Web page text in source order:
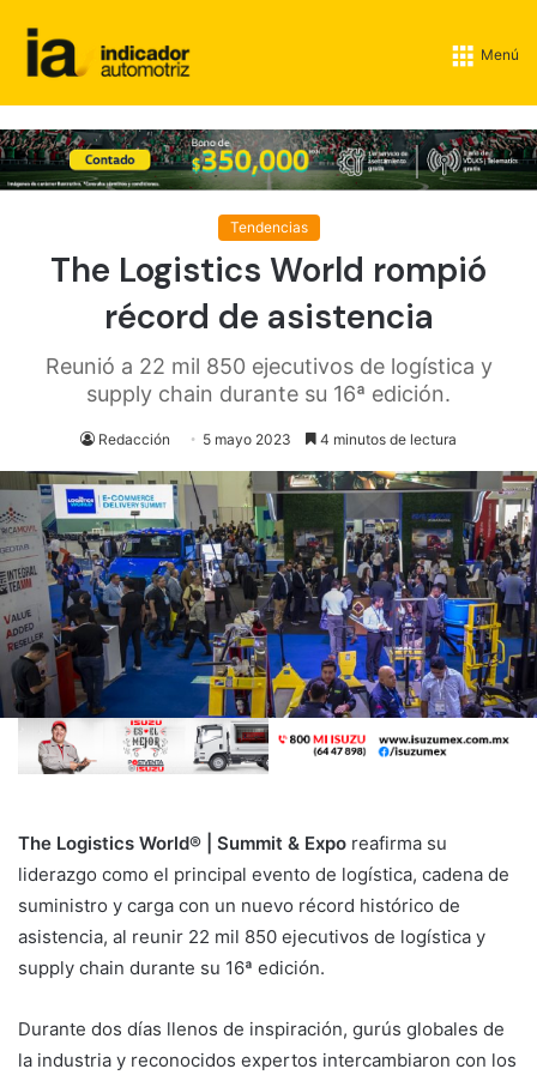
Menú
Tendencias
The Logistics World rompió
récord de asistencia
Reunió a 22 mil 850 ejecutivos de logística y
supply chain durante su 16ª edición.
Redacción 5 mayo 2023 4 minutos de lectura
The Logistics World® | Summit & Expo reafirma su
liderazgo como el principal evento de logística, cadena de
suministro y carga con un nuevo récord histórico de
asistencia, al reunir 22 mil 850 ejecutivos de logística y
supply chain durante su 16ª edición.
Durante dos días llenos de inspiración, gurús globales de
la industria y reconocidos expertos intercambiaron con los